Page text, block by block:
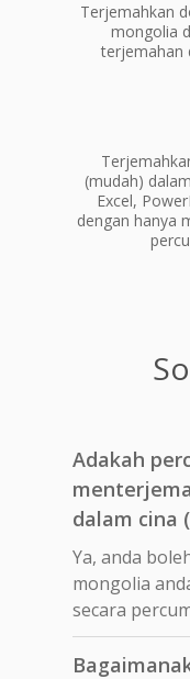
Terjemahkan
mongolia
terjemahan
(mudah)
Excel,
dengan hanya
Adakah
dalam cina
Ya, anda
mongolia
secara